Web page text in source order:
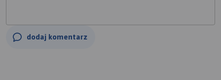
dodaj komentarz